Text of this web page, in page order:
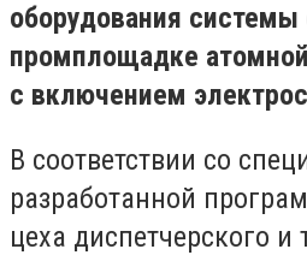
оборудования
промплощадке
с включением
В соответствии со
разработанной
цеха диспетчерского и